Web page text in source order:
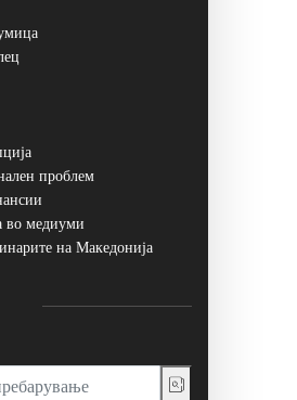
проблем
во медиуми
на Македонија